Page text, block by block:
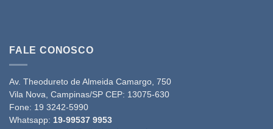
FALE CONOSCO
Av. Theodureto de Almeida Camargo, 750
Vila Nova, Campinas/SP CEP: 13075-630
Fone: 19 3242-5990
Whatsapp: 19-99537 9953